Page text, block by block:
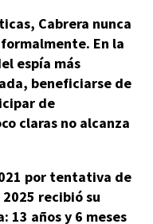
Cabrera nunca
En la
espía más
beneficiarse de
de
claras no alcanza
por tentativa de
recibió su
13 años y 6 meses